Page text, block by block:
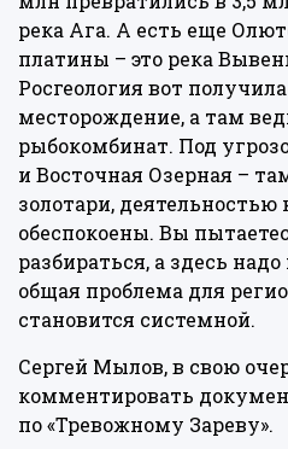
река Ага. А есть еще
платины – это река
Росгеология вот
месторождение, а там
рыбокомбинат. Под
и Восточная Озерная –
золотари,
обеспокоены. Вы
разбираться, а здесь
общая проблема для
становится системной.
Сергей Мылов, в свою
комментировать
по «Тревожному Зареву».